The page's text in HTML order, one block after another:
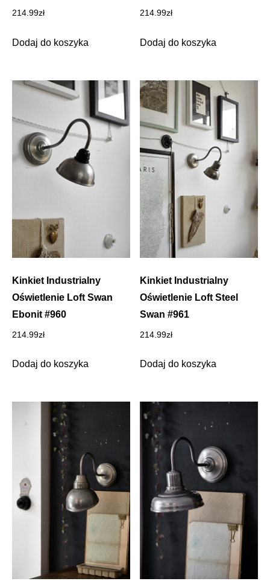
214.99zł
Dodaj do koszyka
214.99zł
Dodaj do koszyka
Kinkiet Industrialny
Oświetlenie Loft Swan
Ebonit #960
214.99zł
Dodaj do koszyka
Kinkiet Industrialny
Oświetlenie Loft Steel
Swan #961
214.99zł
Dodaj do koszyka